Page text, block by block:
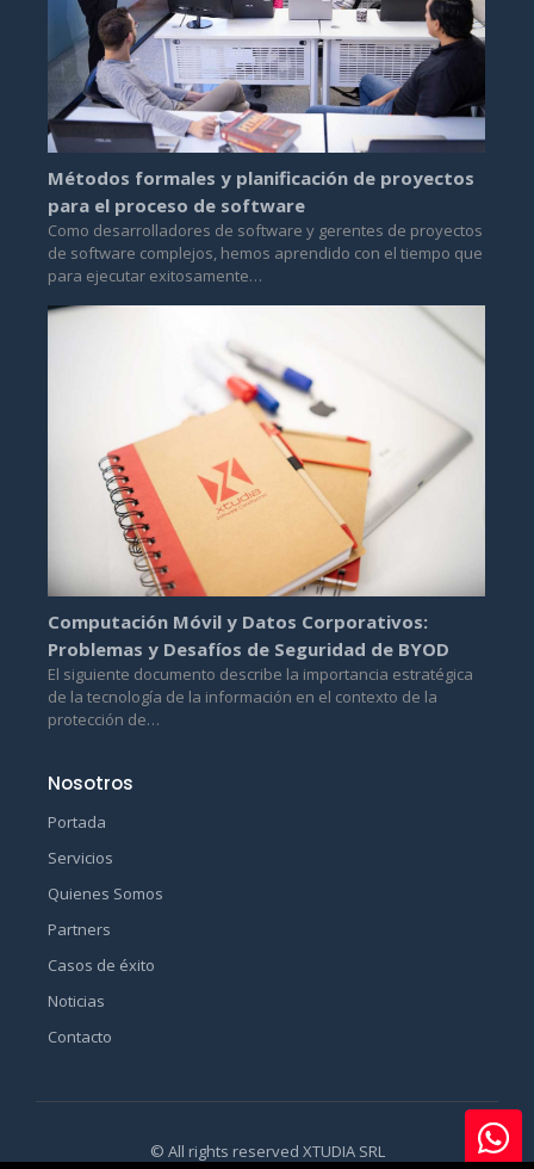
Métodos formales y planificación de proyectos
para el proceso de software
Como desarrolladores de software y gerentes de proyectos
de software complejos, hemos aprendido con el tiempo que
para ejecutar exitosamente…
Computación Móvil y Datos Corporativos:
Problemas y Desafíos de Seguridad de BYOD
El siguiente documento describe la importancia estratégica
de la tecnología de la información en el contexto de la
protección de…
Nosotros
Portada
Servicios
Quienes Somos
Partners
Casos de éxito
Noticias
Contacto
© All rights reserved XTUDIA SRL